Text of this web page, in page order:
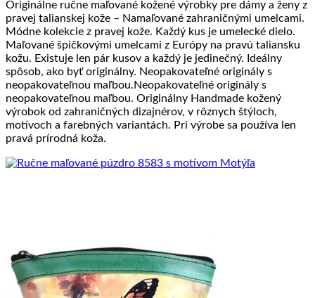
najnižšej
po
najvyššiu
Originálne ručne maľované kožené výrobky pre dámy a ženy z
pravej talianskej kože – Namaľované zahraničnými umelcami.
Módne kolekcie z pravej kože. Každý kus je umelecké dielo.
Maľované špičkovými umelcami z Európy na pravú taliansku
kožu. Existuje len pár kusov a každý je jedinečný. Ideálny
spôsob, ako byť originálny. Neopakovateľné originály s
neopakovateľnou maľbou.Neopakovateľné originály s
neopakovateľnou maľbou. Originálny Handmade kožený
výrobok od zahraničných dizajnérov, v rôznych štýloch,
motívoch a farebných variantách. Pri výrobe sa používa len
pravá prírodná koža.